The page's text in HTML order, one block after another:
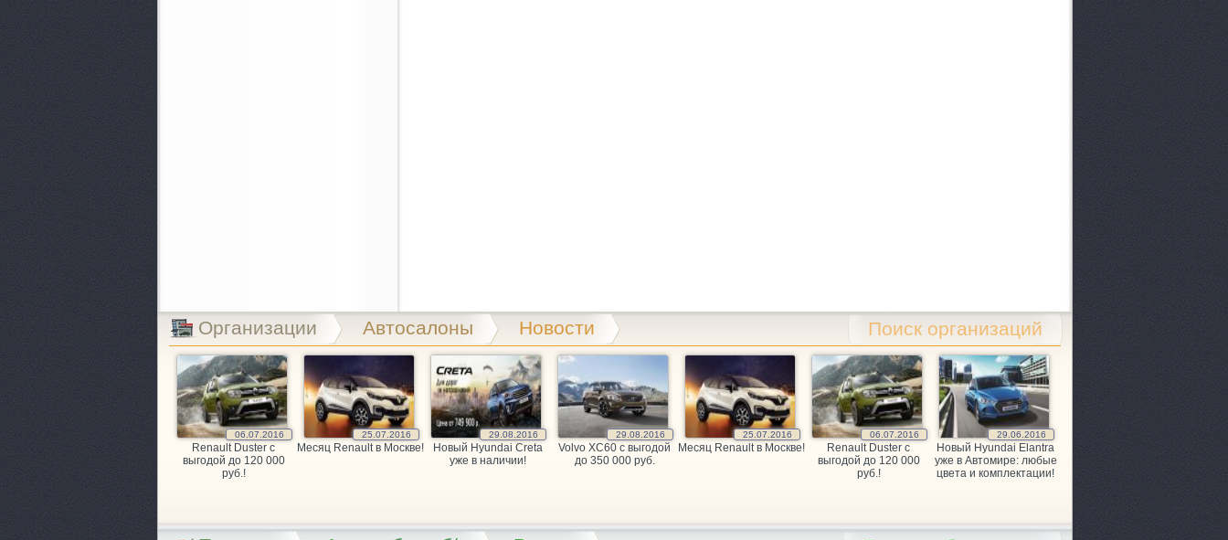
Поиск организаций
Организации Автосалоны Новости
06.07.2016
Renault Duster с
выгодой до 120 000
руб.!
25.07.2016
Месяц Renault в Москве!
29.08.2016
Новый Hyundai Creta
уже в наличии!
29.08.2016
Volvo XC60 c выгодой
до 350 000 руб.
25.07.2016
Месяц Renault в Москве!
06.07.2016
Renault Duster с
выгодой до 120 000
руб.!
29.06.2016
Новый Hyundai Elantra
уже в Автомире: любые
цвета и комплектации!